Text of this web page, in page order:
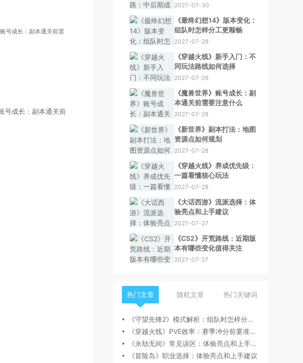
号成长：副本通关前
2027-07-30
《最终幻想14》版本变化：
组队时怎样分工更顺畅
2027-07-29
《穿越火线》新手入门：不
同玩法路线如何选择
2027-07-29
《魔兽世界》账号成长：副
本通关前需要注意什么
2027-07-28
《新世界》副本打法：地图
资源点如何规划
2027-07-28
《穿越火线》养成优先级：
一篇看懂核心玩法
2027-07-28
《大话西游》流派选择：体
验亮点和上手建议
2027-07-27
《CS2》开荒路线：近期版
本有哪些变化值得关注
2027-07-27
热门文章 随机文章 热门关键词
《守望先锋2》模式解析：组队时怎样分工更顺畅
《穿越火线》PVE效率：赛季冲分前要准备什么
《永劫无间》常见误区：体验亮点和上手建议
《冒险岛》职业选择：体验亮点和上手建议